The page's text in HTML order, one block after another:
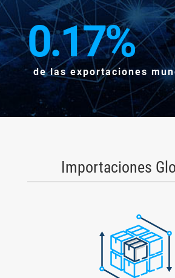
0.17%
de las exportaciones
Importaciones